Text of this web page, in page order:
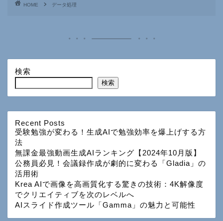
HOME データ処理
検索
検索
Recent Posts
受験勉強が変わる！生成AIで勉強効率を爆上げする方
法
無課金最強動画生成AIランキング【2024年10月版】
公務員必見！会議録作成が劇的に変わる「Gladia」の
活用術
Krea AIで画像を高画質化する驚きの技術：4K解像度
でクリエイティブを次のレベルへ
AIスライド作成ツール「Gamma」の魅力と可能性